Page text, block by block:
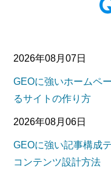
2026年08月07日
GEOに強いホームペ
るサイトの作り方
2026年08月06日
GEOに強い記事構成
コンテンツ設計方法